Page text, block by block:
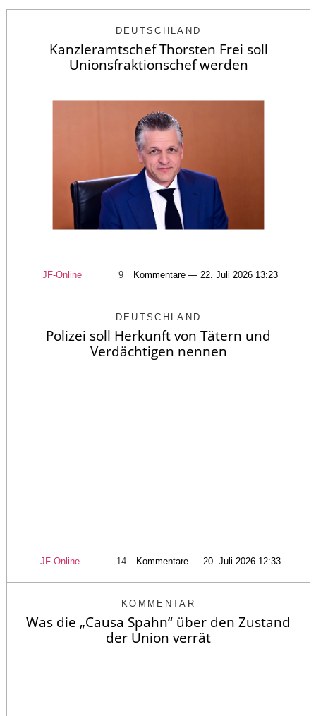
DEUTSCHLAND
Kanzleramtschef Thorsten Frei soll
Unionsfraktionschef werden
JF-Online 9 Kommentare — 22. Juli 2026 13:23
DEUTSCHLAND
Polizei soll Herkunft von Tätern und
Verdächtigen nennen
JF-Online 14 Kommentare — 20. Juli 2026 12:33
KOMMENTAR
Was die „Causa Spahn“ über den Zustand
der Union verrät